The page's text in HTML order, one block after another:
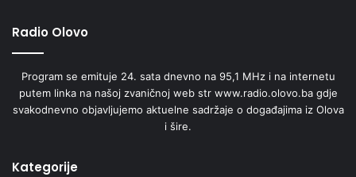
Radio Olovo
Program se emituje 24. sata dnevno na 95,1 MHz i na internetu
putem linka na našoj zvaničnoj web str www.radio.olovo.ba gdje
svakodnevno objavljujemo aktuelne sadržaje o događajima iz Olova
i šire.
Kategorije